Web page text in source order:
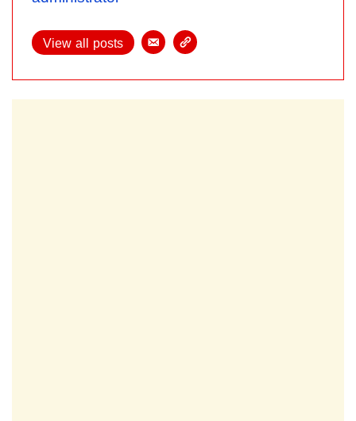
View all posts